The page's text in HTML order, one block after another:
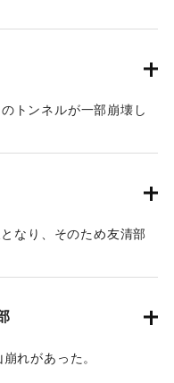
。
朝刊7面】
トンネルが一部崩壊し
なり、そのため友清部
田100余町歩はさながら
被害は軽い見込みであ
朝刊4面】
れがあった。